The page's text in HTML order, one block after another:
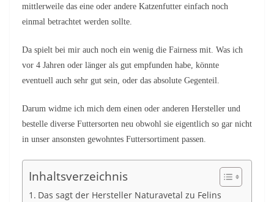
mittlerweile das eine oder andere Katzenfutter einfach noch
einmal betrachtet werden sollte.
Da spielt bei mir auch noch ein wenig die Fairness mit. Was ich
vor 4 Jahren oder länger als gut empfunden habe, könnte
eventuell auch sehr gut sein, oder das absolute Gegenteil.
Darum widme ich mich dem einen oder anderen Hersteller und
bestelle diverse Futtersorten neu obwohl sie eigentlich so gar nicht
in unser ansonsten gewohntes Futtersortiment passen.
Inhaltsverzeichnis
Das sagt der Hersteller Naturavetal zu Felins